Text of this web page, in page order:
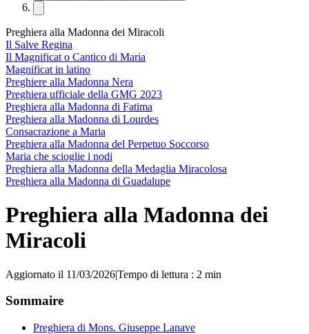
Preghiera alla Madonna dei Miracoli
Il Salve Regina
Il Magnificat o Cantico di Maria
Magnificat in latino
Preghiere alla Madonna Nera
Preghiera ufficiale della GMG 2023
Preghiera alla Madonna di Fatima
Preghiera alla Madonna di Lourdes
Consacrazione a Maria
Preghiera alla Madonna del Perpetuo Soccorso
Maria che scioglie i nodi
Preghiera alla Madonna della Medaglia Miracolosa
Preghiera alla Madonna di Guadalupe
Preghiera alla Madonna dei
Miracoli
Aggiornato il 11/03/2026|Tempo di lettura : 2 min
Sommaire
Preghiera di Mons. Giuseppe Lanave